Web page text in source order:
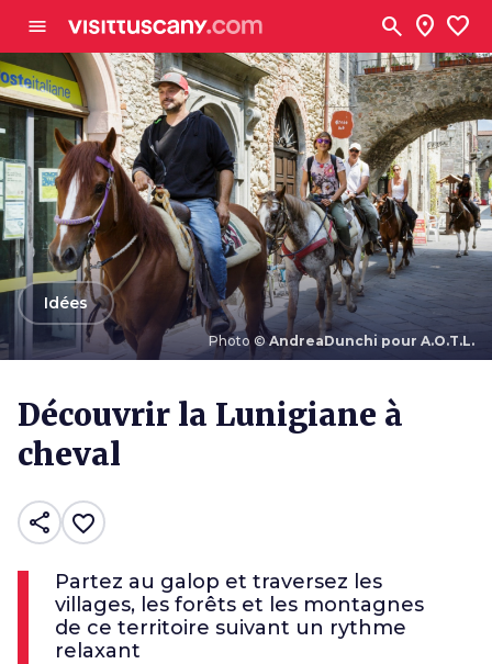
menu search location_on favorite
Photo ©AndreaDunchi pour A.O.T.L.
arrow_backIdées
Découvrir la Lunigiane à
cheval
share favorite_border
Partez au galop et traversez les
villages, les forêts et les montagnes
de ce territoire suivant un rythme
relaxant